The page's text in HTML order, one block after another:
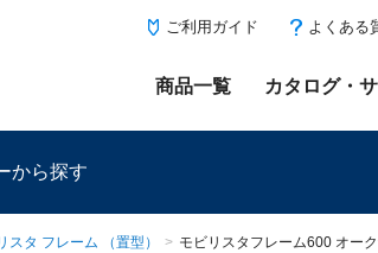
ご利用ガイド よくある
商品一覧 カタログ・
から探す
スタ フレーム （置型） > モビリスタフレーム600 オー